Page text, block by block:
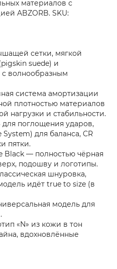
материалов с
ABZORB. SKU:
сетки, мягкой
suede) и
волнообразным
система амортизации
плотностью материалов
нагрузки и стабильности.
для поглощения ударов,
для баланса, CR
пятки.
Black — полностью чёрная
подошву и логотипы.
шнуровка,
идёт true to size (в
модель для
«N» из кожи в тон
вдохновлённые